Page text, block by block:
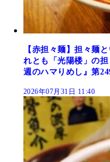
【赤担々麺】担々麺
れとも「光陽楼」の
週のハマりめし』第
2026年07月31日 11:40